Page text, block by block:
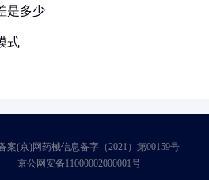
是多少
式
案(京)网药械信息备字（2021）第00159号
京公网安备11000002000001号